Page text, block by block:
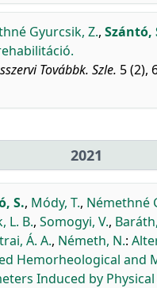
Gyurcsik, Z., Szántó,
Továbbk. Szle. 5 (2),
2021
S., Módy, T., Némethné
L. B., Somogyi, V.,
Á. A., Németh, N.:
Hemorheological and
Induced by